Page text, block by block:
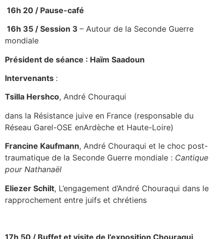
16h 20 / Pause-café
16h 35 / Session 3 – Autour de la Seconde Guerre
mondiale
Président de séance : Haïm Saadoun
Intervenants :
Tsilla Hershco, André Chouraqui
dans la Résistance juive en France (responsable du
Réseau Garel-OSE enArdèche et Haute-Loire)
Francine Kaufmann, André Chouraqui et le choc post-
traumatique de la Seconde Guerre mondiale : Cantique
pour Nathanaël
Eliezer Schilt, L’engagement d’André Chouraqui dans le
rapprochement entre juifs et chrétiens